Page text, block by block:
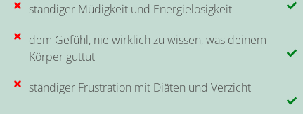
ständiger Müdigkeit und Energielosigkeit
dem Gefühl, nie wirklich zu wissen, was deinem
Körper guttut
ständiger Frustration mit Diäten und Verzicht